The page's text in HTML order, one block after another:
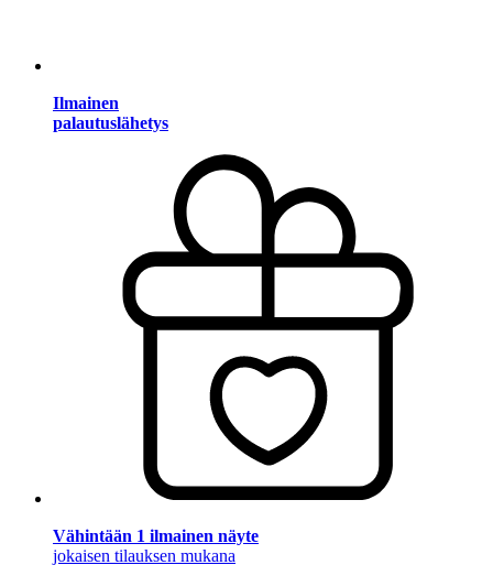
Ilmainen
palautuslähetys
Vähintään 1 ilmainen näyte
jokaisen tilauksen mukana